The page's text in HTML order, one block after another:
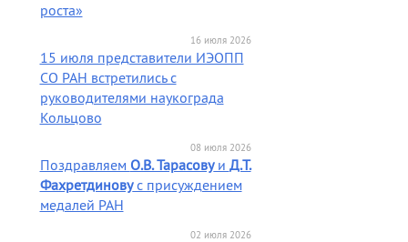
роста»
16 июля 2026
15 июля представители ИЭОПП
СО РАН встретились с
руководителями наукограда
Кольцово
08 июля 2026
Поздравляем О.В. Тарасовуи Д.Т.
Фахретдиновус присуждением
медалей РАН
02 июля 2026